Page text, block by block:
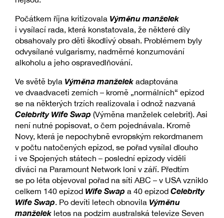
Počátkem října kritizovala Výměnu manželek
i vysílací rada, která konstatovala, že některé díly
obsahovaly pro děti škodlivý obsah. Problémem byly
odvysílané vulgarismy, nadměrné konzumování
alkoholu a jeho ospravedlňování.
Ve světě byla Výměna manželek adaptována
ve dvaadvaceti zemích – kromě „normálních“ epizod
se na některých trzích realizovala i odnož nazvaná
Celebrity Wife Swap (Výměna manželek celebrit). Asi
není nutné popisovat, o čem pojednávala. Kromě
Novy, která je nepochybně evropským rekordmanem
v počtu natočených epizod, se pořad vysílal dlouho
i ve Spojených státech – poslední epizody viděli
diváci na Paramount Network loni v září. Předtím
se po léta objevoval pořad na síti ABC – v USA vzniklo
celkem 140 epizod Wife Swap a 40 epizod Celebrity
Wife Swap. Po devíti letech obnovila Výměnu
manželek letos na podzim australská televize Seven